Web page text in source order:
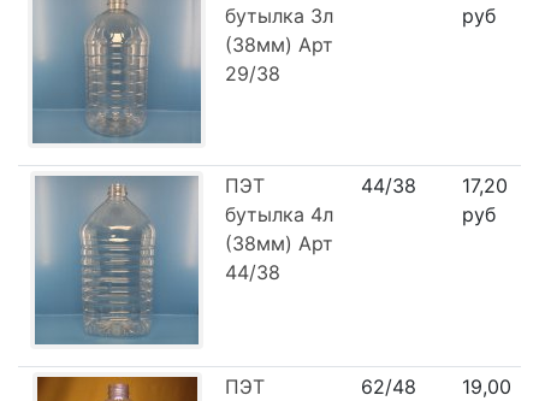
бутылка 3л
(38мм) Арт
29/38
руб
ПЭТ
бутылка 4л
(38мм) Арт
44/38
44/38
17,20
руб
ПЭТ
62/48
19,00